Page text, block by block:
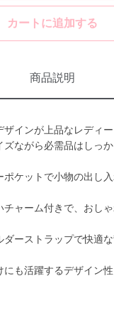
カートに追加する
商品説明
インが上品なレディー
ズながら必需品はしっ
ポケットで小物の出し
ャーム付きで、おし
ーストラップで快適
にも活躍するデザイン